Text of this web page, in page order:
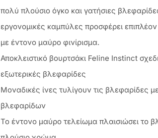
πολύ πλούσιο όγκο και γατήσιες
εργονομικές καμπύλες προσφέρει επιπλέον
με έντονο μαύρο φινίρισμα.
Αποκλειστικό βουρτσάκι Feline Instinct
εξωτερικές βλεφαρίδες
Μοναδικές ίνες τυλίγουν τις βλεφαρίδες
βλεφαρίδων
Το έντονο μαύρο τελείωμα πλαισιώσει το